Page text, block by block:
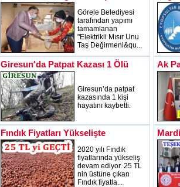
Görele Belediyesi
tarafından yapımı
tamamlanan
"Elektrikli Mısır Unu
Taş Değirmeni&qu...
Giresun'da Patpat Kazası 1 Ölü
Giresun’da patpat
kazasında 1 kişi
hayatını kaybetti.
Ak
Fındık Fiyatları Yükselişte
2020 yılı Fındık
fiyatlarında yükseliş
devam ediyor. 25 TL
nin üstüne çıkan
Fındık fiyatla...